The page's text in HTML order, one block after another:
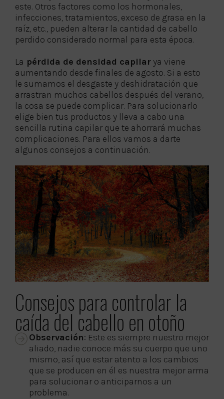
este. Otros factores como los hormonales,
infecciones, tratamientos, exceso de grasa en la
raíz, etc., pueden alterar la cantidad de cabello
perdido considerado normal para esta época.
La pérdida de densidad capilar ya viene
aumentando desde finales de agosto. Si a esto
le sumamos el desgaste y deshidratación que
arrastran muchos cabellos después del verano,
la cosa se puede complicar. Para solucionarlo
elige bien tus productos y lleva a cabo una
sencilla rutina capilar que te ahorrará muchas
complicaciones. Para ellos vamos a darte
algunos consejos a continuación.
Consejos para controlar la
caída del cabello en otoño
Observación: Este es siempre nuestro mejor
aliado, nadie conoce más su cuerpo que uno
mismo, así que estar atento a los cambios
que se producen en él es nuestra mejor arma
para solucionar o anticiparnos a un
problema.